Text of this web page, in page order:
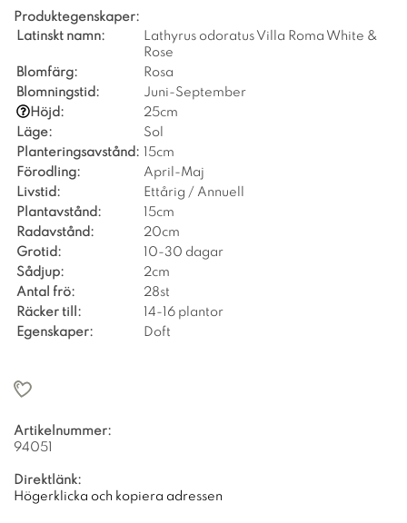
Produktegenskaper:
Latinskt namn:
Lathyrus odoratus Villa Roma White &
Rose
Blomfärg:
Rosa
Blomningstid:
Juni-September
Höjd:
25cm
Läge:
Sol
Planteringsavstånd: 15cm
Förodling:
April-Maj
Livstid:
Ettårig / Annuell
Plantavstånd:
15cm
Radavstånd:
20cm
Grotid:
10-30 dagar
Sådjup:
2cm
Antal frö:
28st
Räcker till:
14-16 plantor
Egenskaper:
Doft
Artikelnummer:
94051
Direktlänk:
Högerklicka och kopiera adressen